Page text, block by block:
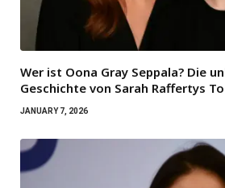
Wer ist Oona Gray Seppala? Die
Geschichte von Sarah Raffertys
JANUARY 7, 2026